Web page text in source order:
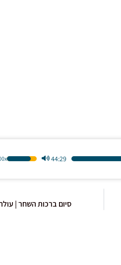
44:29
1.00x
סיום ברכות השחר | עולת